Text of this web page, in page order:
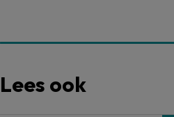
Lees ook